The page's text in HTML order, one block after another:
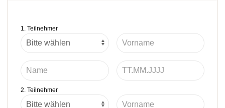
1. Teilnehmer
2. Teilnehmer